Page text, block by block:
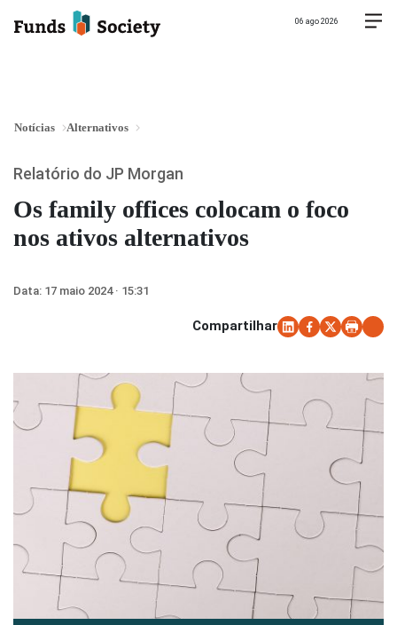
06 ago 2026
Notícias Alternativos
Os family offices colocam o foco
nos ativos alternativos
Relatório do JP Morgan
Data: 17 maio 2024 · 15:31
Compartilhar